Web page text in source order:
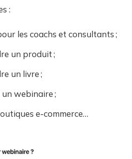
:
les coachs et consultants ;
un produit ;
un livre ;
webinaire ;
e-commerce…